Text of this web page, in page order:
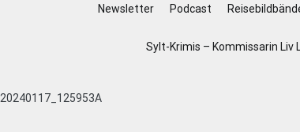
Newsletter Podcast
Sylt-Krimis – Kommissarin
20240117_125953A